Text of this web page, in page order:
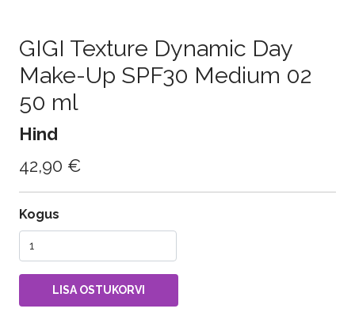
GIGI Texture Dynamic Day
Make-Up SPF30 Medium 02
50 ml
Hind
42,90 €
Kogus